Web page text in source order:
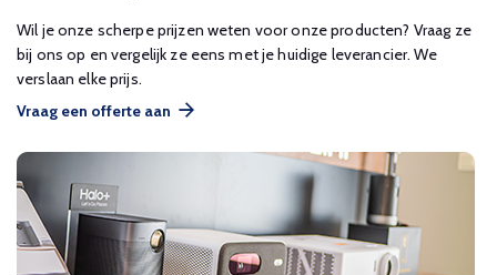
Wil je onze scherpe prijzen weten voor onze producten? Vraag ze
bij ons op en vergelijk ze eens met je huidige leverancier. We
verslaan elke prijs.
Vraag een offerte aan